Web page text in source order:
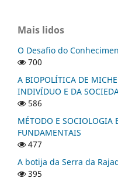
Mais lidos
O Desafio do
700
A BIOPOLÍTICA DE
INDIVÍDUO E DA
586
MÉTODO E SOCIOLOGIA
FUNDAMENTAIS
477
A botija da Serra da
395